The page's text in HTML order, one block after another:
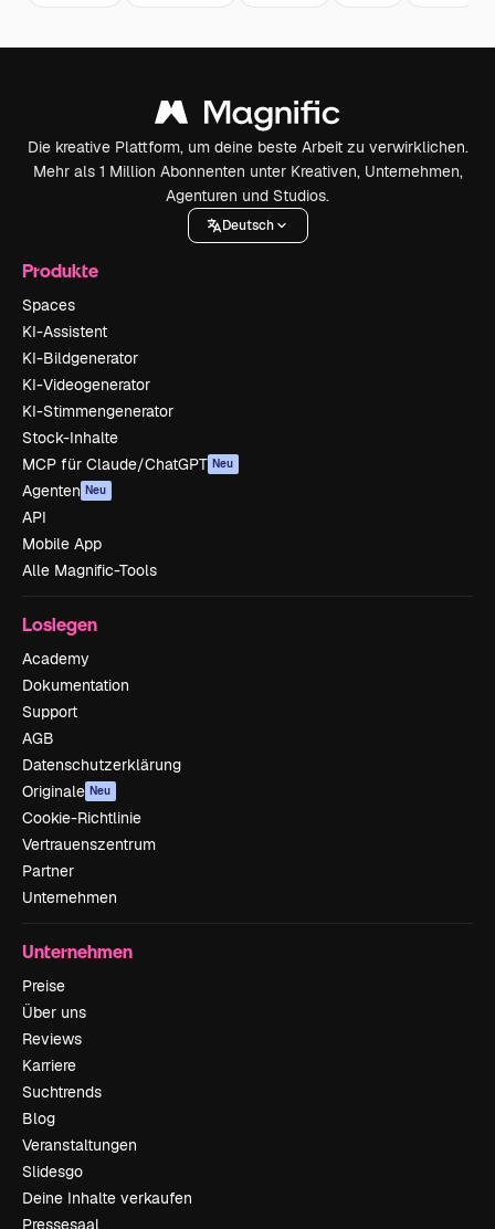
Die kreative Plattform, um deine beste Arbeit zu verwirklichen.
Mehr als 1 Million Abonnenten unter Kreativen, Unternehmen,
Agenturen und Studios.
Deutsch
Produkte
Spaces
KI-Assistent
KI-Bildgenerator
KI-Videogenerator
KI-Stimmengenerator
Stock-Inhalte
MCP für Claude/ChatGPT Neu
Agenten Neu
API
Mobile App
Alle Magnific-Tools
Loslegen
Academy
Dokumentation
Support
AGB
Datenschutzerklärung
Originale Neu
Cookie-Richtlinie
Vertrauenszentrum
Partner
Unternehmen
Unternehmen
Preise
Über uns
Reviews
Karriere
Suchtrends
Blog
Veranstaltungen
Slidesgo
Deine Inhalte verkaufen
Pressesaal